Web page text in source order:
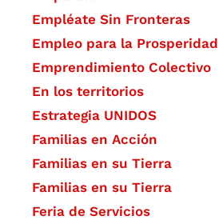
Empléate Sin Fronteras
Empleo para la Prosperidad
Emprendimiento Colectivo
En los territorios
Estrategia UNIDOS
Familias en Acción
Familias en su Tierra
Familias en su Tierra
Feria de Servicios